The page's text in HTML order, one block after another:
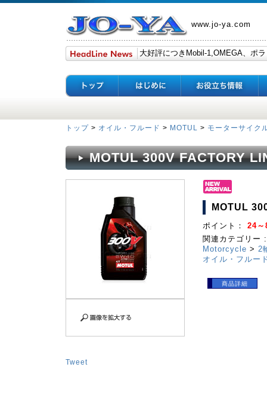
www.jo-ya.com
トップ > オイル・フルード > MOTUL > モーターサイク
MOTUL 300V FACTORY
Tweet
MOTUL
ポイント： 24
関連カテゴリー :
Motorcycle > 2
オイル・フルー
商品詳細